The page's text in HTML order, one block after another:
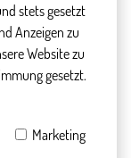
stets gesetzt
Anzeigen zu
Website zu
gesetzt.
Marketing